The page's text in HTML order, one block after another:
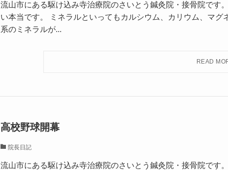
流山市にある駆け込み寺治療院のさいとう鍼灸院・接骨院です
い本当です。 ミネラルといってもカルシウム、カリウム、マ
系のミネラルが...
高校野球開幕
院長日記
流山市にある駆け込み寺治療院のさいとう鍼灸院・接骨院です